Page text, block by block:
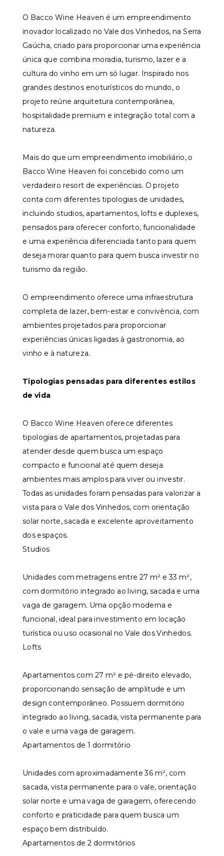
O Bacco Wine Heaven é um empreendimento
inovador localizado no Vale dos Vinhedos, na Serra
Gaúcha, criado para proporcionar uma experiência
única que combina moradia, turismo, lazer e a
cultura do vinho em um só lugar. Inspirado nos
grandes destinos enoturísticos do mundo, o
projeto reúne arquitetura contemporânea,
hospitalidade premium e integração total com a
natureza.
Mais do que um empreendimento imobiliário, o
Bacco Wine Heaven foi concebido como um
verdadeiro resort de experiências. O projeto
conta com diferentes tipologias de unidades,
incluindo studios, apartamentos, lofts e duplexes,
pensados para oferecer conforto, funcionalidade
e uma experiência diferenciada tanto para quem
deseja morar quanto para quem busca investir no
turismo da região.
O empreendimento oferece uma infraestrutura
completa de lazer, bem-estar e convivência, com
ambientes projetados para proporcionar
experiências únicas ligadas à gastronomia, ao
vinho e à natureza.
Tipologias pensadas para diferentes estilos
de vida
O Bacco Wine Heaven oferece diferentes
tipologias de apartamentos, projetadas para
atender desde quem busca um espaço
compacto e funcional até quem deseja
ambientes mais amplos para viver ou investir.
Todas as unidades foram pensadas para valorizar a
vista para o Vale dos Vinhedos, com orientação
solar norte, sacada e excelente aproveitamento
dos espaços.
Studios
Unidades com metragens entre 27 m² e 33 m²,
com dormitório integrado ao living, sacada e uma
vaga de garagem. Uma opção moderna e
funcional, ideal para investimento em locação
turística ou uso ocasional no Vale dos Vinhedos.
Lofts
Apartamentos com 27 m² e pé-direito elevado,
proporcionando sensação de amplitude e um
design contemporâneo. Possuem dormitório
integrado ao living, sacada, vista permanente para
o vale e uma vaga de garagem.
Apartamentos de 1 dormitório
Unidades com aproximadamente 36 m², com
sacada, vista permanente para o vale, orientação
solar norte e uma vaga de garagem, oferecendo
conforto e praticidade para quem busca um
espaço bem distribuído.
Apartamentos de 2 dormitórios